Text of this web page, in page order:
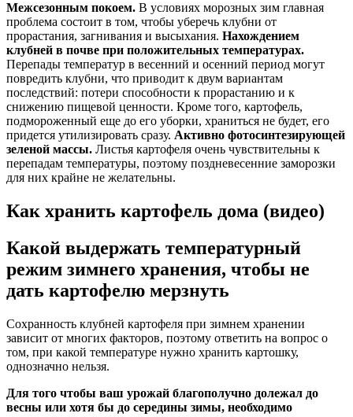
Межсезонным покоем. В условиях морозных зим главная
проблема состоит в том, чтобы уберечь клубни от
прорастания, загнивания и высыхания. Нахождением
клубней в почве при положительных температурах.
Перепады температур в весенний и осенний период могут
повредить клубни, что приводит к двум вариантам
последствий: потери способности к прорастанию и к
снижению пищевой ценности. Кроме того, картофель,
подмороженный еще до его уборки, храниться не будет, его
придется утилизировать сразу. Активно фотосинтезирующей
зеленой массы. Листья картофеля очень чувствительны к
перепадам температуры, поэтому поздневесенние заморозки
для них крайне не желательны.
Как хранить картофель дома (видео)
Какой выдержать температурный
режим зимнего хранения, чтобы не
дать картофелю мерзнуть
Сохранность клубней картофеля при зимнем хранении
зависит от многих факторов, поэтому ответить на вопрос о
том, при какой температуре нужно хранить картошку,
однозначно нельзя.
Для того чтобы ваш урожай благополучно долежал до
весны или хотя бы до середины зимы, необходимо